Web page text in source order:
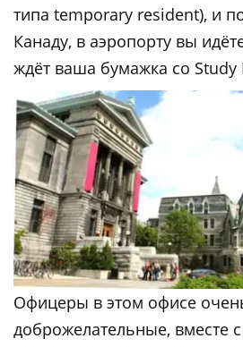
типа temporary resident), и
Канаду, в аэропорту вы
ждёт ваша бумажка со Study
Офицеры в этом офисе
доброжелательные, вместе